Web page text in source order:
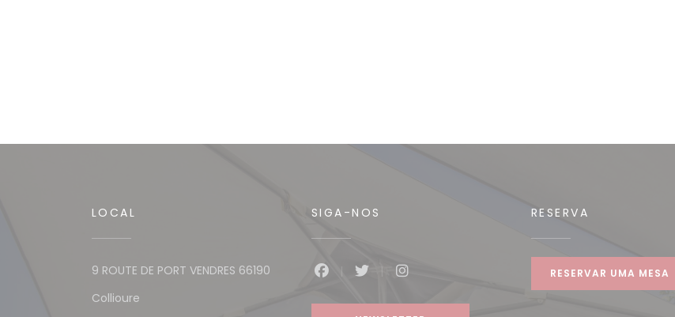
LOCAL
9 ROUTE DE PORT VENDRES 66190
Collioure((abre numa nova janela))
SIGA-NOS
Facebook ((abre numa nova janela))
RESERVA
RESERVAR UMA MESA